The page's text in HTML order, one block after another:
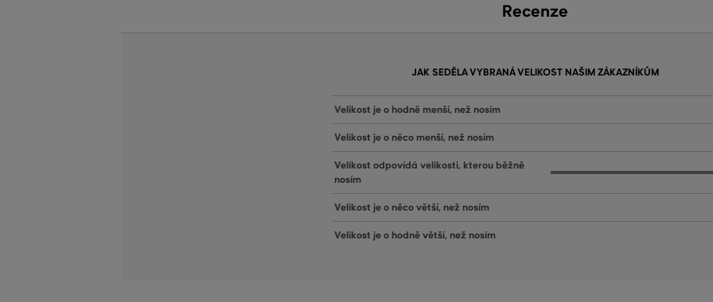
Recenze
JAK SEDĚLA VYBRANÁ VELIKOST NAŠIM ZÁKAZNÍKŮM
Velikost je o hodně menší, než nosím
Velikost je o něco menší, než nosím
Velikost odpovídá velikosti, kterou běžně
nosím
Velikost je o něco větší, než nosím
Velikost je o hodně větší, než nosím